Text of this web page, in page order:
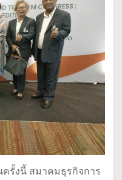
รั้งนี้ สมาคมธุรกิจการ